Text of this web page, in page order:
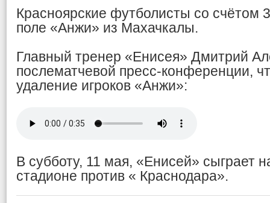
Красноярские футболисты со счётом
поле «Анжи» из Махачкалы.
Главный тренер «Енисея» Дмитрий
послематчевой пресс-конференции,
удаление игроков «Анжи»:
В субботу, 11 мая, «Енисей» сыграет
стадионе против « Краснодара».